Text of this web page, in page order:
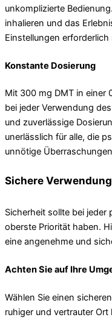
unkomplizierte
inhalieren und das
Einstellungen erforderlich
Konstante Dosierung
Mit 300 mg DMT in einer
bei jeder Verwendung
und zuverlässige
unerlässlich für alle, die
unnötige
Sichere
Sicherheit sollte bei
oberste Priorität haben.
eine angenehme und
Achten Sie auf Ihre
Wählen Sie einen
ruhiger und vertrauter